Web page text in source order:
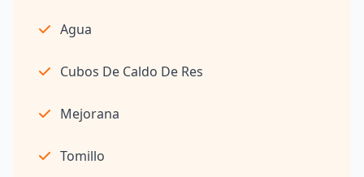
Agua
Cubos De Caldo De Res
Mejorana
Tomillo